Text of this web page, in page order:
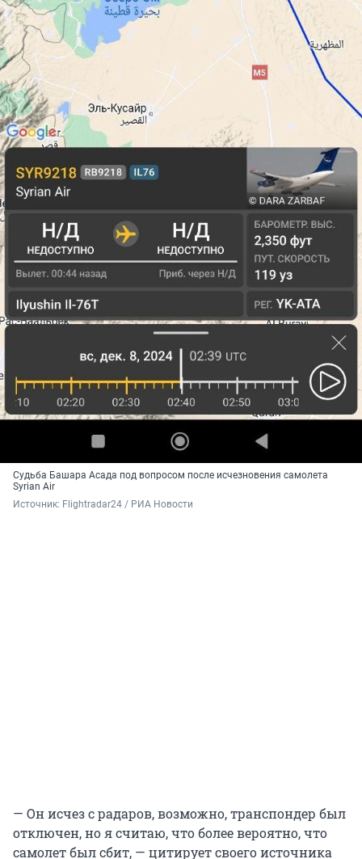
Судьба Башара Асада под вопросом после исчезновения самолета
Syrian Air
Источник: Flightradar24 / РИА Новости
— Он исчез с радаров, возможно, транспондер был
отключен, но я считаю, что более вероятно, что
самолет был сбит, — цитирует своего источника